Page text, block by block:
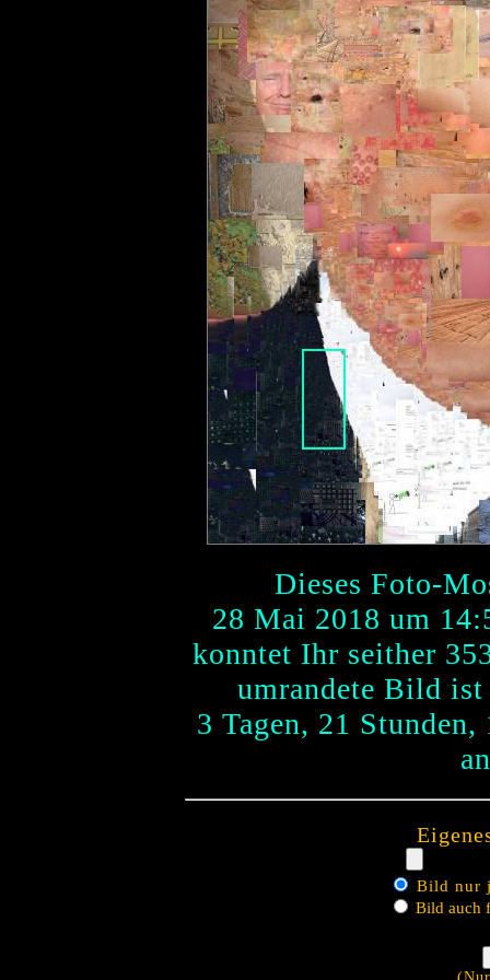
Dieses Foto-
28 Mai 2018 um
konntet Ihr seither
umrandete Bild ist
3 Tagen, 21
Bild nur
Bild auch